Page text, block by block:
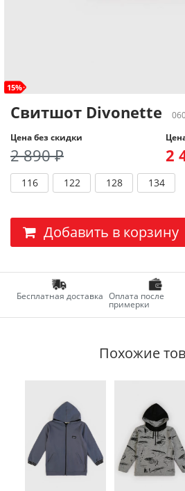
15%
Свитшот Divonette
Цена без скидки
2 890 ₽ 2
116 122 128 134
Добавить в корзину
Бесплатная доставка Оплата после
примерки
Похожие